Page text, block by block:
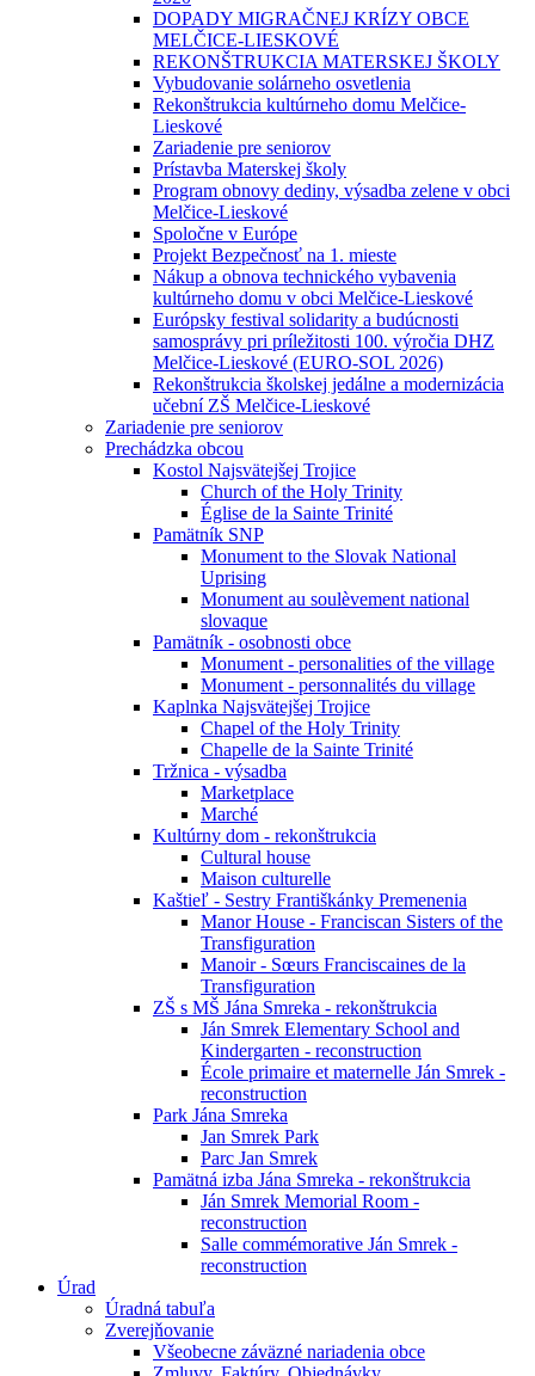
DOPADY MIGRAČNEJ KRÍZY OBCE
MELČICE-LIESKOVÉ
REKONŠTRUKCIA MATERSKEJ ŠKOLY
Vybudovanie solárneho osvetlenia
Rekonštrukcia kultúrneho domu Melčice-
Lieskové
Zariadenie pre seniorov
Prístavba Materskej školy
Program obnovy dediny, výsadba zelene v obci
Melčice-Lieskové
Spoločne v Európe
Projekt Bezpečnosť na 1. mieste
Nákup a obnova technického vybavenia
kultúrneho domu v obci Melčice-Lieskové
Európsky festival solidarity a budúcnosti
samosprávy pri príležitosti 100. výročia DHZ
Melčice-Lieskové (EURO-SOL 2026)
Rekonštrukcia školskej jedálne a modernizácia
učební ZŠ Melčice-Lieskové
Zariadenie pre seniorov
Prechádzka obcou
Kostol Najsvätejšej Trojice
Church of the Holy Trinity
Église de la Sainte Trinité
Pamätník SNP
Monument to the Slovak National
Uprising
Monument au soulèvement national
slovaque
Pamätník - osobnosti obce
Monument - personalities of the village
Monument - personnalités du village
Kaplnka Najsvätejšej Trojice
Chapel of the Holy Trinity
Chapelle de la Sainte Trinité
Tržnica - výsadba
Marketplace
Marché
Kultúrny dom - rekonštrukcia
Cultural house
Maison culturelle
Kaštieľ - Sestry Františkánky Premenenia
Manor House - Franciscan Sisters of the
Transfiguration
Manoir - Sœurs Franciscaines de la
Transfiguration
ZŠ s MŠ Jána Smreka - rekonštrukcia
Ján Smrek Elementary School and
Kindergarten - reconstruction
École primaire et maternelle Ján Smrek -
reconstruction
Park Jána Smreka
Jan Smrek Park
Parc Jan Smrek
Pamätná izba Jána Smreka - rekonštrukcia
Ján Smrek Memorial Room -
reconstruction
Salle commémorative Ján Smrek -
reconstruction
Úrad
Úradná tabuľa
Zverejňovanie
Všeobecne záväzné nariadenia obce